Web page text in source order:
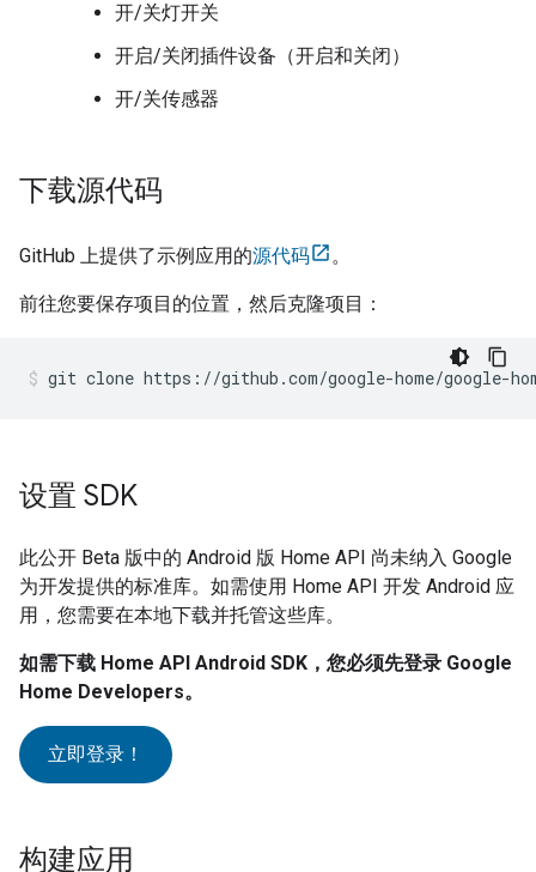
开/关灯开关
开启/关闭插件设备（开启和关闭）
开/关传感器
下载源代码
GitHub 上提供了示例应用的源代码 。
前往您要保存项目的位置，然后克隆项目：
git clone https://github.com/google-home/google-
设置 SDK
此公开 Beta 版中的 Android 版 Home API 尚未纳入 Google
为开发提供的标准库。如需使用 Home API 开发 Android 应
用，您需要在本地下载并托管这些库。
如需下载 Home API Android SDK，您必须先登录 Google
Home Developers。
立即登录！
构建应用